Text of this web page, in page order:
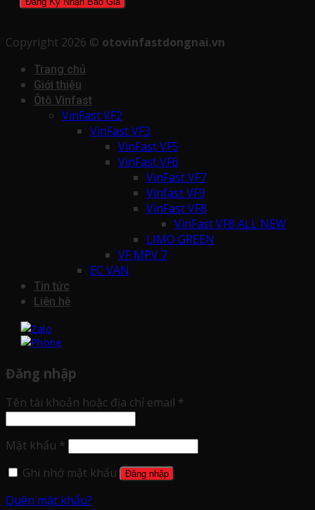
Copyright 2026 © otovinfastdongnai.vn
Trang chủ
Giới thiệu
Ôtô Vinfast
VinFast VF2
VinFast VF3
VinFast VF5
VinFast VF6
VinFast VF7
Vinfast VF9
VinFast VF8
VinFast VF8 ALL NEW
LIMO GREEN
VF MPV 7
EC VAN
Tin tức
Liên hệ
Đăng nhập
Tên tài khoản hoặc địa chỉ email *
Mật khẩu *
Ghi nhớ mật khẩu
Đăng nhập
Quên mật khẩu?